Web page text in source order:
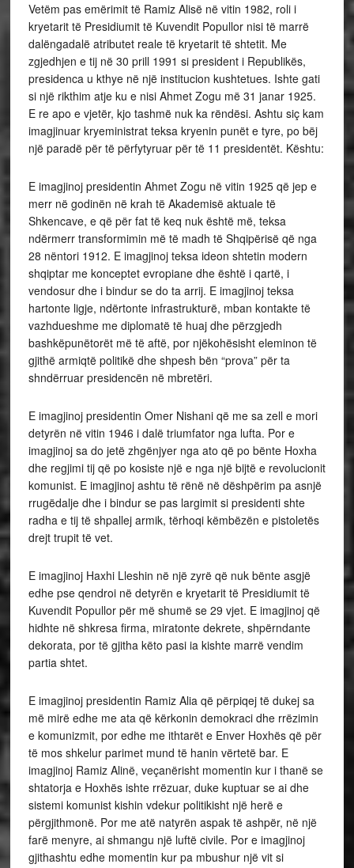
Vetëm pas emërimit të Ramiz Alisë në vitin 1982, roli i
kryetarit të Presidiumit të Kuvendit Popullor nisi të marrë
dalëngadalë atributet reale të kryetarit të shtetit. Me
zgjedhjen e tij në 30 prill 1991 si president i Republikës,
presidenca u kthye në një institucion kushtetues. Ishte gati
si një rikthim atje ku e nisi Ahmet Zogu më 31 janar 1925.
E re apo e vjetër, kjo tashmë nuk ka rëndësi. Ashtu siç kam
imagjinuar kryeministrat teksa kryenin punët e tyre, po bëj
një paradë për të përfytyruar për të 11 presidentët. Kështu:
E imagjinoj presidentin Ahmet Zogu në vitin 1925 që jep e
merr në godinën në krah të Akademisë aktuale të
Shkencave, e që për fat të keq nuk është më, teksa
ndërmerr transformimin më të madh të Shqipërisë që nga
28 nëntori 1912. E imagjinoj teksa ideon shtetin modern
shqiptar me konceptet evropiane dhe është i qartë, i
vendosur dhe i bindur se do ta arrij. E imagjinoj teksa
hartonte ligje, ndërtonte infrastrukturë, mban kontakte të
vazhdueshme me diplomatë të huaj dhe përzgjedh
bashkëpunëtorët më të aftë, por njëkohësisht eleminon të
gjithë armiqtë politikë dhe shpesh bën “prova” për ta
shndërruar presidencën në mbretëri.
E imagjinoj presidentin Omer Nishani që me sa zell e mori
detyrën në vitin 1946 i dalë triumfator nga lufta. Por e
imagjinoj sa do jetë zhgënjyer nga ato që po bënte Hoxha
dhe regjimi tij që po kosiste një e nga një bijtë e revolucionit
komunist. E imagjinoj ashtu të rënë në dëshpërim pa asnjë
rrugëdalje dhe i bindur se pas largimit si presidenti shte
radha e tij të shpallej armik, tërhoqi këmbëzën e pistoletës
drejt trupit të vet.
E imagjinoj Haxhi Lleshin në një zyrë që nuk bënte asgjë
edhe pse qendroi në detyrën e kryetarit të Presidiumit të
Kuvendit Popullor për më shumë se 29 vjet. E imagjinoj që
hidhte në shkresa firma, miratonte dekrete, shpërndante
dekorata, por të gjitha këto pasi ia kishte marrë vendim
partia shtet.
E imagjinoj presidentin Ramiz Alia që përpiqej të dukej sa
më mirë edhe me ata që kërkonin demokraci dhe rrëzimin
e komunizmit, por edhe me ithtarët e Enver Hoxhës që për
të mos shkelur parimet mund të hanin vërtetë bar. E
imagjinoj Ramiz Alinë, veçanërisht momentin kur i thanë se
shtatorja e Hoxhës ishte rrëzuar, duke kuptuar se ai dhe
sistemi komunist kishin vdekur politikisht një herë e
përgjithmonë. Por me atë natyrën aspak të ashpër, në një
farë menyre, ai shmangu një luftë civile. Por e imagjinoj
gjithashtu edhe momentin kur pa mbushur një vit si